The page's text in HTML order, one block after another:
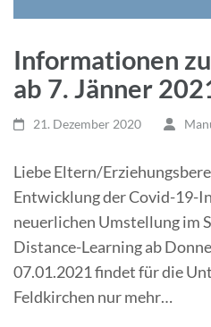
Informationen
ab 7. Jänner
21. Dezember 2020
Liebe Eltern/
Entwicklung der Covid-19-
neuerlichen Umstellung im
Distance-Learning ab
07.01.2021 findet für die
Feldkirchen nur mehr…